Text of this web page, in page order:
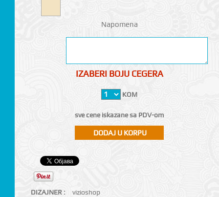
Napomena
IZABERI BOJU CEGERA
KOM
sve cene iskazane sa PDV-om
DIZAJNER :
vizioshop